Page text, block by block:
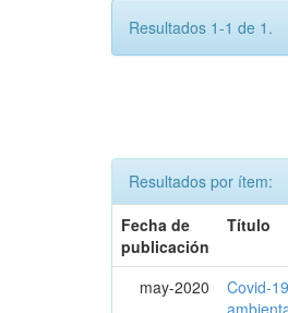
Resultados 1-1 de 1.
Resultados por ítem:
Fecha de
publicación
Título
may-2020
Covid-